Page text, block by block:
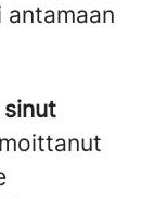
antamaan